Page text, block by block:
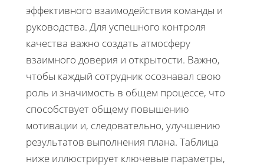
эффективного взаимодействия команды и
руководства. Для успешного контроля
качества важно создать атмосферу
взаимного доверия и открытости. Важно,
чтобы каждый сотрудник осознавал свою
роль и значимость в общем процессе, что
способствует общему повышению
мотивации и, следовательно, улучшению
результатов выполнения плана. Таблица
ниже иллюстрирует ключевые параметры,